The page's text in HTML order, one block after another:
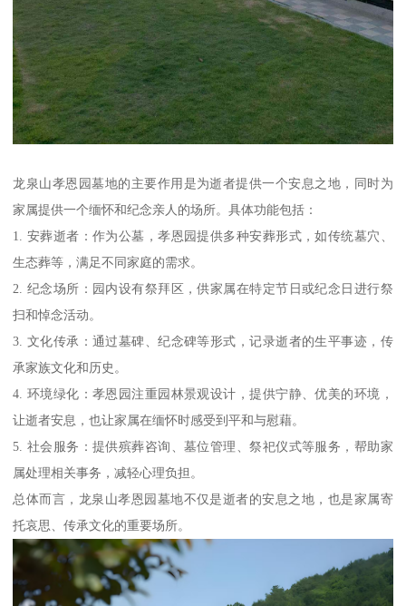
龙泉山孝恩园墓地的主要作用是为逝者提供一个安息之地，同时为
家属提供一个缅怀和纪念亲人的场所。具体功能包括：
1. 安葬逝者：作为公墓，孝恩园提供多种安葬形式，如传统墓穴、
生态葬等，满足不同家庭的需求。
2. 纪念场所：园内设有祭拜区，供家属在特定节日或纪念日进行祭
扫和悼念活动。
3. 文化传承：通过墓碑、纪念碑等形式，记录逝者的生平事迹，传
承家族文化和历史。
4. 环境绿化：孝恩园注重园林景观设计，提供宁静、优美的环境，
让逝者安息，也让家属在缅怀时感受到平和与慰藉。
5. 社会服务：提供殡葬咨询、墓位管理、祭祀仪式等服务，帮助家
属处理相关事务，减轻心理负担。
总体而言，龙泉山孝恩园墓地不仅是逝者的安息之地，也是家属寄
托哀思、传承文化的重要场所。